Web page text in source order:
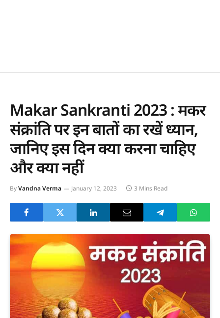
Makar Sankranti 2023 : मकर
संक्रांति पर इन बातों का रखें ध्यान,
जानिए इस दिन क्या करना चाहिए
और क्या नहीं
ByVandna Verma January 12, 2023 3 Mins Read